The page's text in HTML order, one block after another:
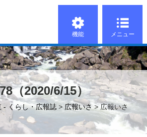
機能 メニュー
（2020/6/15）
- くらし・広報誌 > 広報いさ> 広報いさ